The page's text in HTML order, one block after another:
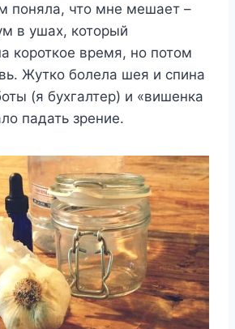
поняла, что мне мешает –
в ушах, который
короткое время, но потом
Жутко болела шея и спина
(я бухгалтер) и «вишенка
падать зрение.